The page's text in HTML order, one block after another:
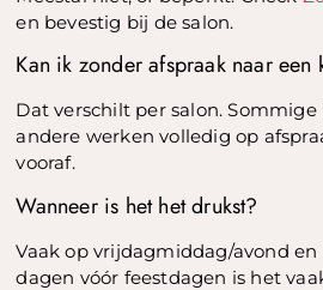
en bevestig bij de salon.
Kan ik zonder afspraak naar een
Dat verschilt per salon.
andere werken volledig op
vooraf.
Wanneer is het het drukst?
Vaak op vrijdagmiddag/avond
dagen vóór feestdagen is het